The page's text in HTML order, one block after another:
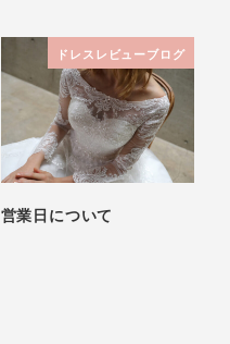
ドレスレビューブログ
営業日について